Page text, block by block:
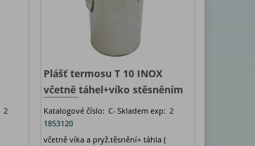
2
Plášť termosu T 10 INOX
včetně táhel+víko stěsněním
Katalogové číslo: C-
1853120
Skladem exp: 2
včetně víka a pryž.těsnění+ táhla (